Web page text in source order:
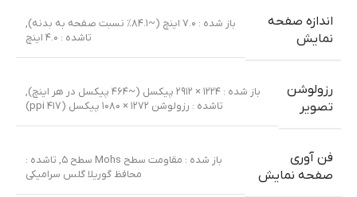
اندازه صفحه
نمایش
باز شده : ۷.۰ اینچ (~۸۴.۱٪ نسبت صفحه به بدنه)
,
تاشده : ۴.۰ اینچ
رزولوشن
تصویر
باز شده : ۱۲۲۴ × ۲۹۱۲ پیکسل (~۴۶۴ پیکسل در هر اینچ)
,
تاشده : رزولوشن ۱۲۷۲ × ۱۰۸۰ پیکسل (۴۱۷ ppi)
فن آوری
صفحه نمایش
باز شده : مقاومت سطح Mohs سطح ۵ , تاشده :
محافظ گوریلا گلس سرامیکی